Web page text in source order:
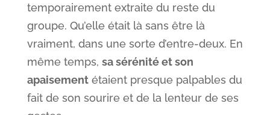
temporairement extraite du reste du
groupe. Qu’elle était là sans être là
vraiment, dans une sorte d’entre-deux. En
même temps, sa sérénité et son
apaisementétaient presque palpables du
fait de son sourire et de la lenteur de ses